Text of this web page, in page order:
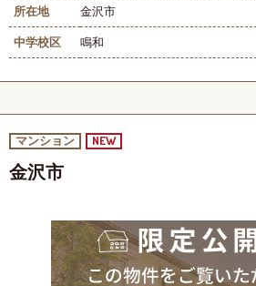
所在地 金沢市
中学校区 鳴和
マンション NEW
金沢市